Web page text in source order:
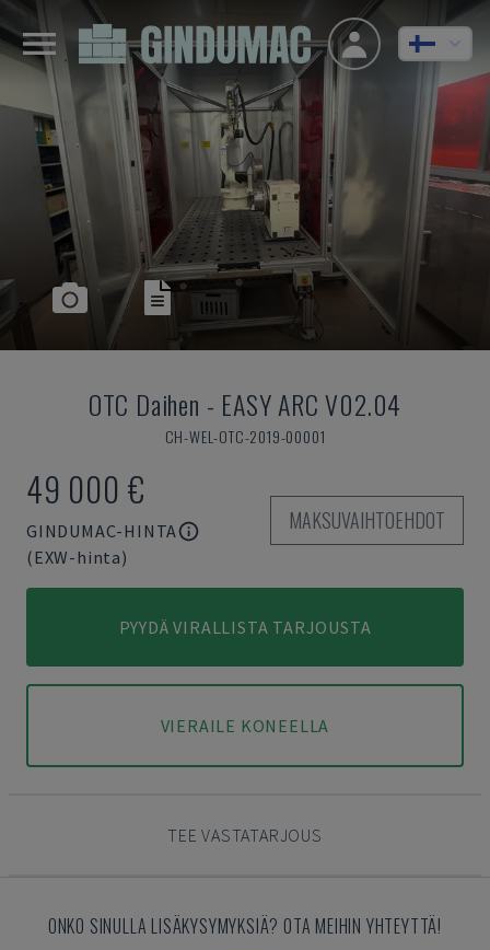
OTC Daihen - EASY ARC V02.04
CH-WEL-OTC-2019-00001
49 000 €
GINDUMAC-HINTA
(EXW-hinta)
MAKSUVAIHTOEHDOT
PYYDÄ VIRALLISTA TARJOUSTA
VIERAILE KONEELLA
TEE VASTATARJOUS
ONKO SINULLA LISÄKYSYMYKSIÄ? OTA MEIHIN YHTEYTTÄ!